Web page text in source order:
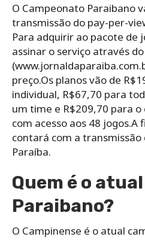
O Campeonato Paraibano
transmissão do pay-per-
Para adquirir ao pacote de
assinar o serviço através
preço.Os planos vão de
individual, R$67,70 para
um time e R$209,70 para
com acesso aos 48
contará com a transmissão
Paraíba.
Quem é o
Paraibano?
O Campinense é o atual